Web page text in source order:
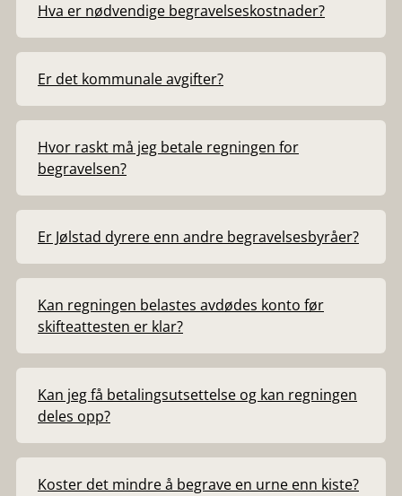
Hva er nødvendige begravelseskostnader?
Er det kommunale avgifter?
Hvor raskt må jeg betale regningen for
begravelsen?
Er Jølstad dyrere enn andre begravelsesbyråer?
Kan regningen belastes avdødes konto før
skifteattesten er klar?
Kan jeg få betalingsutsettelse og kan regningen
deles opp?
Koster det mindre å begrave en urne enn kiste?